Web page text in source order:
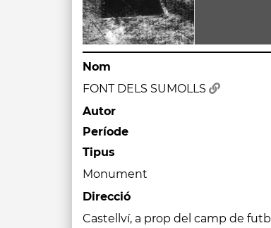
Nom
FONT DELS SUMOLLS
Autor
Període
Tipus
Monument
Direcció
Castellví, a prop del camp de